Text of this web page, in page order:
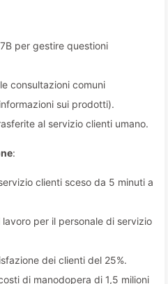
per gestire questioni
consultazioni comuni
sui prodotti).
al servizio clienti umano.
:
clienti sceso da 5 minuti a
per il personale di servizio
dei clienti del 25%.
di manodopera di 1,5 milioni